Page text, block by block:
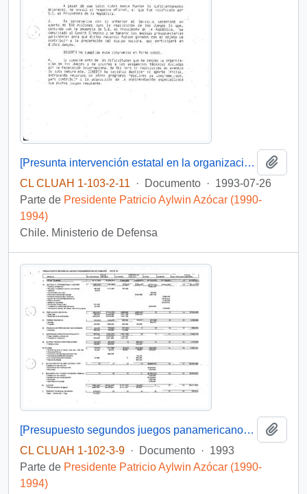
[Presunta intervención estatal en la organización de los Juegos y un insuficiente aporte de DIGEDER]
CL CLUAH 1-103-2-11
· Documento · 1993-07-26
Parte de Presidente Patricio Aylwin Azócar (1990-
1994)
Chile. Ministerio de Defensa
[Presupuesto segundos juegos panamericanos de invierno: Chile 93]
CL CLUAH 1-102-3-9 · Documento · 1993
Parte de Presidente Patricio Aylwin Azócar (1990-
1994)